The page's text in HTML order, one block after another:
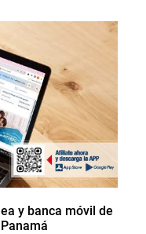
y banca móvil de